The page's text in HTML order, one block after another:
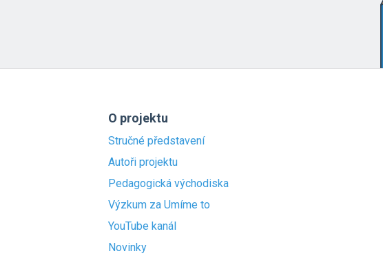
O projektu
Stručné představení
Autoři projektu
Pedagogická východiska
Výzkum za Umíme to
YouTube kanál
Novinky